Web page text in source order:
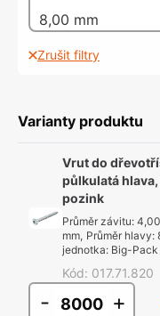
8,00 mm
Zrušit filtry
Varianty produktu
Vrut do
půlkulatá
pozink
Průměr závitu:
mm, Průměr hlavy:
jednotka: Big-Pack
Kód: 017.71.820
- +